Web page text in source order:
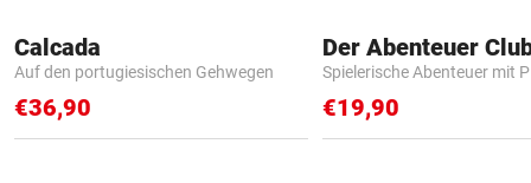
Calcada
Auf den portugiesischen Gehwegen
€36,90
Der Abenteuer
Spielerische Abenteuer mit
€19,90